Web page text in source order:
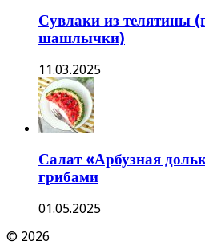
Сувлаки из телятины
шашлычки)
11.03.2025
Салат «Арбузная
грибами
01.05.2025
© 2026